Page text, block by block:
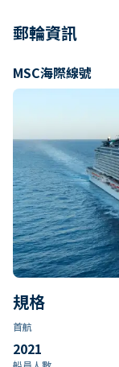
郵輪資訊
MSC海際線號
規格
首航
2021